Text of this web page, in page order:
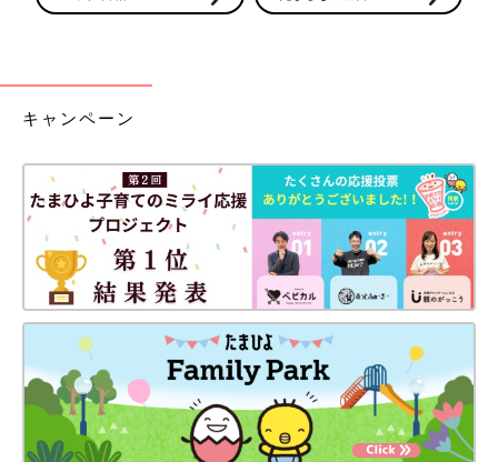
キャンペーン